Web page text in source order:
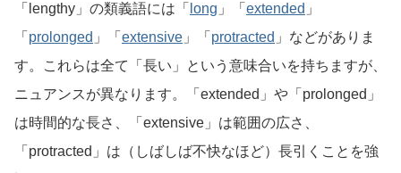
「lengthy」の類義語には「 long 」「 extended 」
「 prolonged 」「 extensive 」「 protracted 」などがありま
す。これらは全て「長い」という意味合いを持ちますが、
ニュアンスが異なります。「extended」や「prolonged」
は時間的な長さ、「extensive」は範囲の広さ、
「protracted」は（しばしば不快なほど）長引くことを強